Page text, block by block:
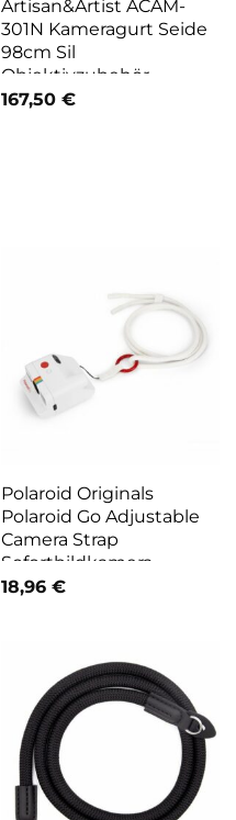
Artisan&Artist ACAM-
301N Kameragurt Seide
98cm Sil
Objektivzubehör
167,50 €
Polaroid Originals
Polaroid Go Adjustable
Camera Strap
Sofortbildkamera
18,96 €